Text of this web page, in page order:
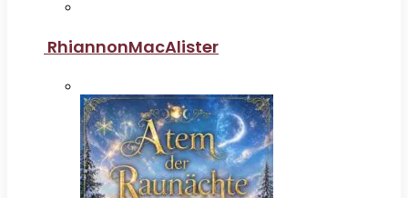
RhiannonMacAlister